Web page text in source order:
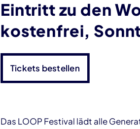
Eintritt zu den
kostenfrei,
Tickets bestellen
Das LOOP Festival lädt alle